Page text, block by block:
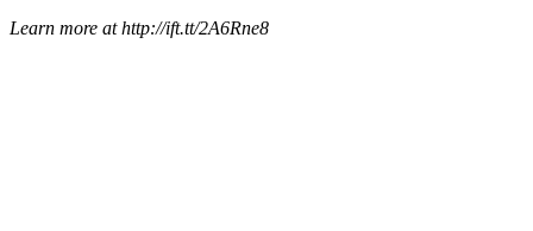
Learn more at http://ift.tt/2A6Rne8